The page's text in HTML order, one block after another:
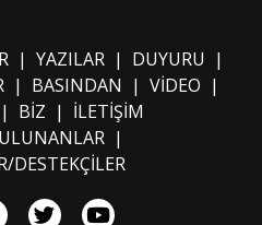
| BASINDAN |VİDEO|
BİZ|İLETİŞİM
|
DESTEKÇİLER